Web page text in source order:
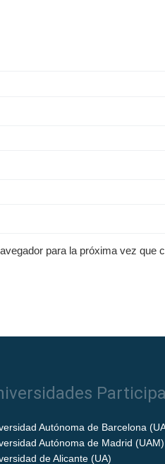
para la próxima vez que
Autónoma de Barcelona
Autónoma de Madrid (UAM)
de Alicante (UA)